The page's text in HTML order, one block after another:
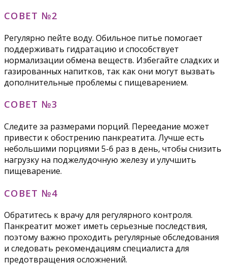
СОВЕТ №2
Регулярно пейте воду. Обильное питье помогает
поддерживать гидратацию и способствует
нормализации обмена веществ. Избегайте сладких и
газированных напитков, так как они могут вызвать
дополнительные проблемы с пищеварением.
СОВЕТ №3
Следите за размерами порций. Переедание может
привести к обострению панкреатита. Лучше есть
небольшими порциями 5-6 раз в день, чтобы снизить
нагрузку на поджелудочную железу и улучшить
пищеварение.
СОВЕТ №4
Обратитесь к врачу для регулярного контроля.
Панкреатит может иметь серьезные последствия,
поэтому важно проходить регулярные обследования
и следовать рекомендациям специалиста для
предотвращения осложнений.